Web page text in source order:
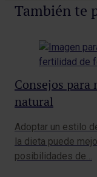
También te
Consejos
natural
Adoptar un estilo
la dieta puede
posibilidades de…